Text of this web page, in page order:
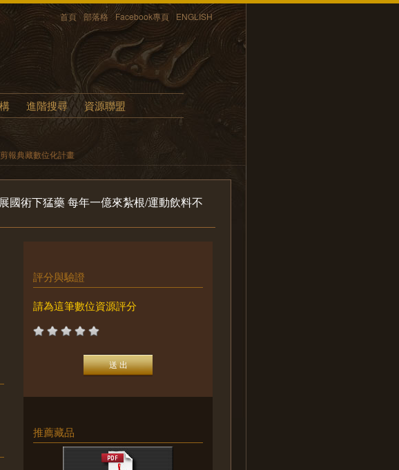
首頁 部落格 Facebook專頁 ENGLISH
進階搜尋 資源聯盟
報典藏數位化計畫
國術下猛藥 每年一億來紮根/運動飲料不
評分與驗證
請為這筆數位資源評分
推薦藏品